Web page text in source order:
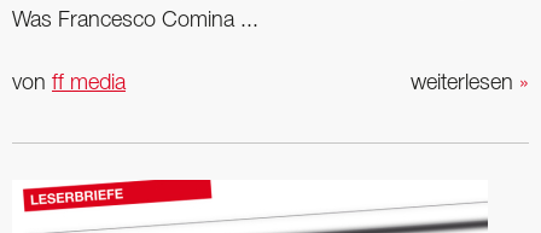
Was Francesco Comina ...
weiterlesen »
von ff media